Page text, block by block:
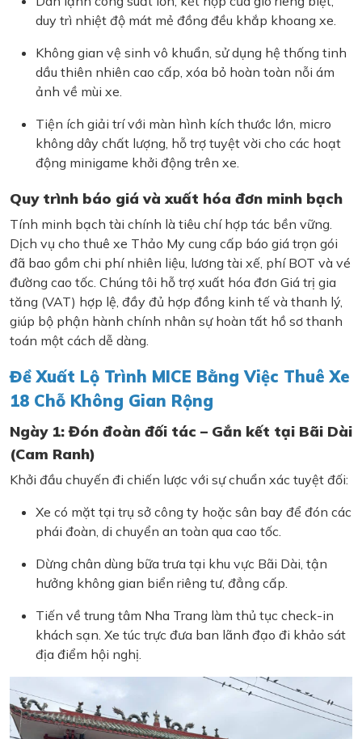
duy trì nhiệt độ mát mẻ đồng đều khắp khoang xe.
Không gian vệ sinh vô khuẩn, sử dụng hệ thống tinh
dầu thiên nhiên cao cấp, xóa bỏ hoàn toàn nỗi ám
ảnh về mùi xe.
Tiện ích giải trí với màn hình kích thước lớn, micro
không dây chất lượng, hỗ trợ tuyệt vời cho các hoạt
động minigame khởi động trên xe.
Quy trình báo giá và xuất hóa đơn minh bạch
Tính minh bạch tài chính là tiêu chí hợp tác bền vững.
Dịch vụ cho thuê xe Thảo My cung cấp báo giá trọn gói
đã bao gồm chi phí nhiên liệu, lương tài xế, phí BOT và vé
đường cao tốc. Chúng tôi hỗ trợ xuất hóa đơn Giá trị gia
tăng (VAT) hợp lệ, đầy đủ hợp đồng kinh tế và thanh lý,
giúp bộ phận hành chính nhân sự hoàn tất hồ sơ thanh
toán một cách dễ dàng.
Đề Xuất Lộ Trình MICE Bằng Việc Thuê Xe
18 Chỗ Không Gian Rộng
Ngày 1: Đón đoàn đối tác – Gắn kết tại Bãi Dài
(Cam Ranh)
Khởi đầu chuyến đi chiến lược với sự chuẩn xác tuyệt đối:
Xe có mặt tại trụ sở công ty hoặc sân bay để đón các
phái đoàn, di chuyển an toàn qua cao tốc.
Dừng chân dùng bữa trưa tại khu vực Bãi Dài, tận
hưởng không gian biển riêng tư, đẳng cấp.
Tiến về trung tâm Nha Trang làm thủ tục check-in
khách sạn. Xe túc trực đưa ban lãnh đạo đi khảo sát
địa điểm hội nghị.